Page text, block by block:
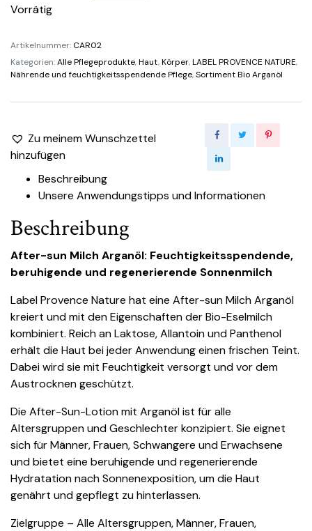
Vorrätig
Artikelnummer: CAR02
Kategorien:Alle Pflegeprodukte,Haut,Körper,LABEL PROVENCE NATURE,
Nährende und feuchtigkeitsspendende Pflege,Sortiment Bio Arganöl
Zu meinem Wunschzettel
hinzufügen
Beschreibung
Unsere Anwendungstipps und Informationen
Beschreibung
After-sun Milch Arganöl: Feuchtigkeitsspendende,
beruhigende und regenerierende Sonnenmilch
Label Provence Nature hat eine After-sun Milch Arganöl
kreiert und mit den Eigenschaften der Bio-Eselmilch
kombiniert. Reich an Laktose, Allantoin und Panthenol
erhält die Haut bei jeder Anwendung einen frischen Teint.
Dabei wird sie mit Feuchtigkeit versorgt und vor dem
Austrocknen geschützt.
Die After-Sun-Lotion mit Arganöl ist für alle
Altersgruppen und Geschlechter konzipiert. Sie eignet
sich für Männer, Frauen, Schwangere und Erwachsene
und bietet eine beruhigende und regenerierende
Hydratation nach Sonnenexposition, um die Haut
genährt und gepflegt zu hinterlassen.
Zielgruppe – Alle Altersgruppen, Männer, Frauen,